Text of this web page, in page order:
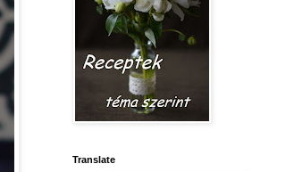
Translate